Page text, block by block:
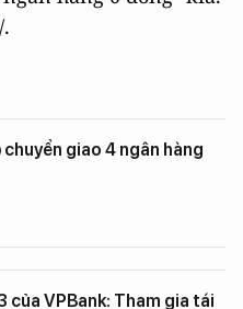
chuyển giao 4 ngân hàng
của VPBank: Tham gia tái